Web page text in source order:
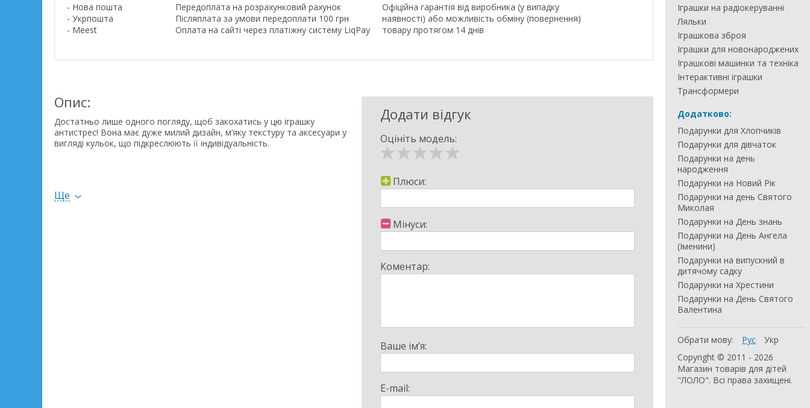
- Нова пошта
- Укрпошта
- Meest
Передоплата на розрахунковий рахунок
Післяплата за умови передоплати 100 грн
Оплата на сайті через платіжну систему LiqPay
Офіційна гарантія від виробника (у випадку
наявності) або можливість обміну (повернення)
товару протягом 14 днів
Опис:
Достатньо лише одного погляду, щоб закохатись у цю іграшку
антистрес! Вона має дуже милий дизайн, м’яку текстуру та аксесуари у
вигляді кульок, що підкреслюють її індивідуальність.
Ще
Додати відгук
Оцініть модель:
Плюси:
Мінуси:
Коментар:
Ваше ім’я:
E-mail:
Іграшки на радіокеруванні
Ляльки
Іграшкова зброя
Іграшки для новонароджених
Іграшкові машинки та техніка
Інтерактивні іграшки
Трансформери
Додатково:
Подарунки для Хлопчиків
Подарунки для дівчаток
Подарунки на день
народження
Подарунки на Новий Рік
Подарунки на день Святого
Миколая
Подарунки на День знань
Подарунки на День Ангела
(Іменини)
Подарунки на випускний в
дитячому садку
Подарунки на Хрестини
Подарунки на День Святого
Валентина
Обрати мову: Рус
Укр
Copyright © 2011 - 2026
Магазин товарів для дітей
"ЛОЛО". Всі права захищені.